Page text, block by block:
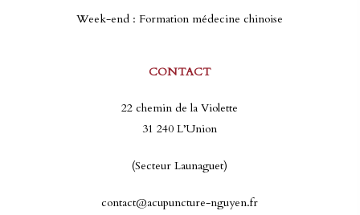
Week-end : Formation médecine chinoise
CONTACT
22 chemin de la Violette
31 240 L’Union
(Secteur Launaguet)
contact@acupuncture-nguyen.fr